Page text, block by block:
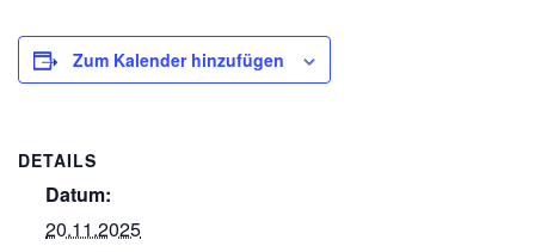
Zum Kalender hinzufügen
DETAILS
Datum:
20.11.2025